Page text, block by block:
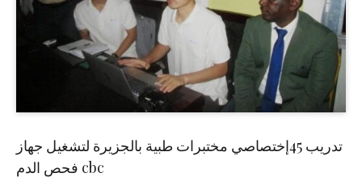
تدريب 45إختصاصي مختبرات طبية بالجزيرة لتشغيل جهاز
فحص الدم cbc